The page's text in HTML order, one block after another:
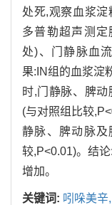
处死,观察血浆淀
多普勒超声测
处)、门静脉血
果:IN组的血浆淀
时,门静脉、脾
(与对照组比较
静脉、脾动脉
较,P<0.01)。结
增加。
关键词: 吲哚美辛,